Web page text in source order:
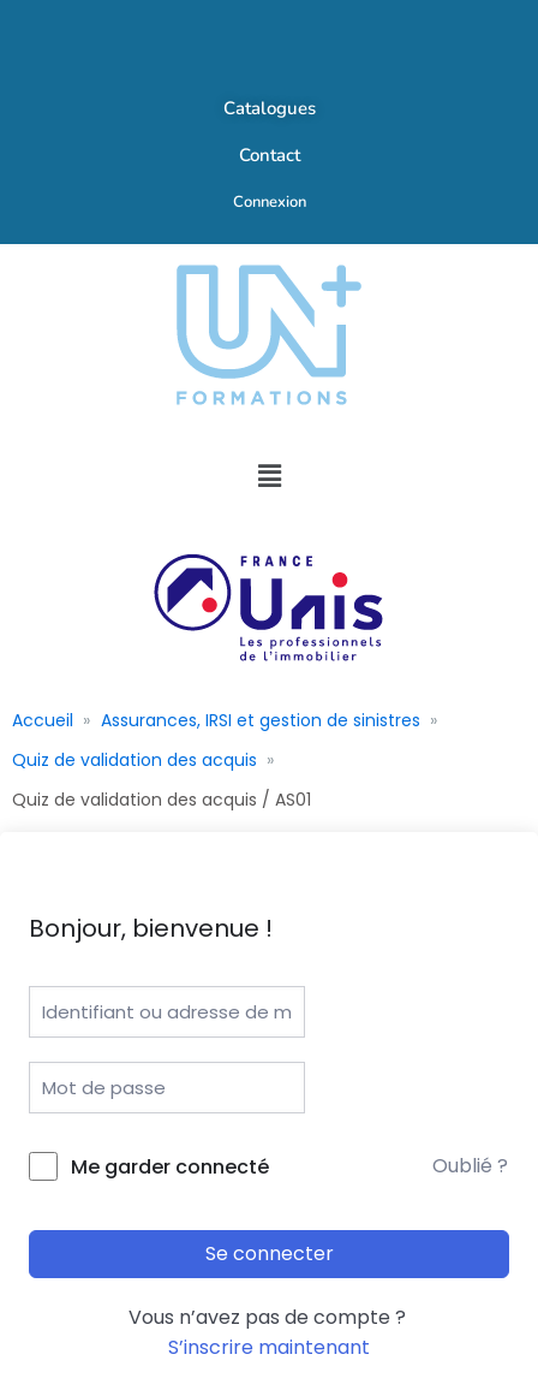
Catalogues
Contact
Connexion
Accueil
Assurances, IRSI et gestion de sinistres
Quiz de validation des acquis
Quiz de validation des acquis / AS01
Bonjour, bienvenue !
Me garder connecté Oublié ?
Se connecter
Vous n’avez pas de compte ?
S’inscrire maintenant